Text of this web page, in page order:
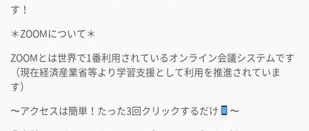
す！
＊ZOOMについて＊
ZOOMとは世界で1番利用されているオンライン会議システムです
（現在経済産業省等より学習支援として利用を推進されていま
す）
〜アクセスは簡単！たった3回クリックするだけ
〜